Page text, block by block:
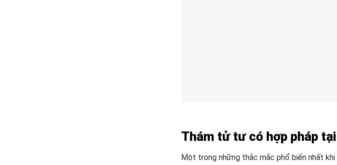
Thám tử tư có hợp pháp
Một trong những thắc mắc phổ biến nhất